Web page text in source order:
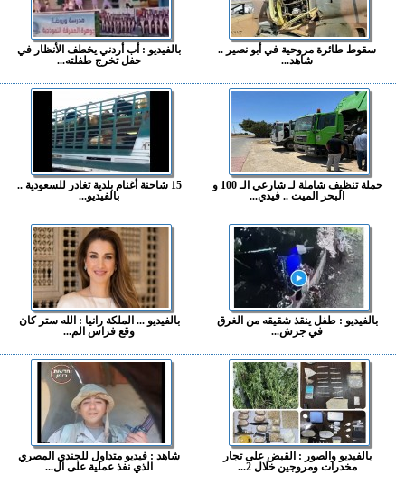
سقوط طائرة مروحية في أبو نصير ..
شاهد...
بالفيديو : أب أردني يخطف الأنظار في
حفل تخرج طفلته...
حملة تنظيف شاملة لـ شارعي الـ 100 و
البحر الميت .. فيدي...
15 شاحنة أغنام بلدية تغادر للسعودية ..
بالفيديو...
بالفيديو : طفل ينقذ شقيقه من الغرق
في جرش...
بالفيديو ... الملكة رانيا : الله ستر كان
وقع فراس الم...
بالفيديو والصور : القبض على تجار
مخدرات ومروجين خلال 2...
شاهد : فيديو متداول للجندي المصري
الذي نفذ عملية على ال...